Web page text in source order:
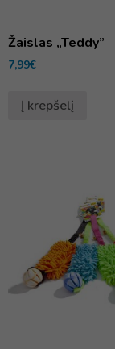
Žaislas „Teddy”
7,99€
Į krepšelį